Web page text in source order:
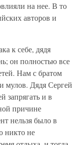
на нее. В то
авторов и
к себе, дядя
он полностью все
Нам с братом
мулов. Дядя Сергей
запрягать и в
причине
нельзя было в
никто не